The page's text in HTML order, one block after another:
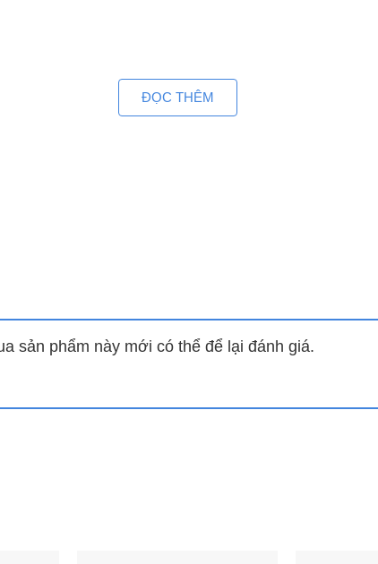
Bếp đôi điện từ SUNHOUSE
ĐỌC THÊM
sản phẩm này mới có thể để lại đánh giá.